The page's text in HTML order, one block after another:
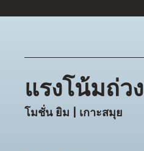
แรงโน้มถ่วง
โมชั่น ยิม | เกาะสมุย